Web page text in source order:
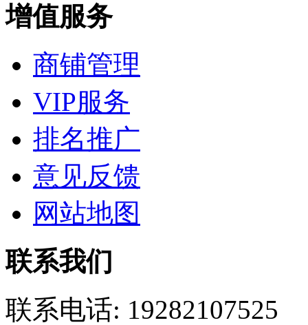
增值服务
商铺管理
VIP服务
排名推广
意见反馈
网站地图
联系我们
联系电话: 19282107525